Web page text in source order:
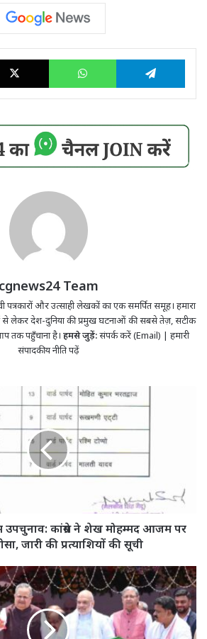
X WhatsApp
cgnews24 Team
पत्रकारों और उत्साही लेखकों का एक समर्पित समूह। हमारा
से लेकर देश-दुनिया की प्रमुख घटनाओं की सबसे तेज़, सटीक
तक पहुँचाना है। हमसे जुड़ें:संपर्क करें (Email) | हमारी
संपादकीय नीति पढ़ें
उपचुनाव: कांग्रेस ने शेख मोहम्मद आजम पर
जारी की प्रत्याशियों की सूची